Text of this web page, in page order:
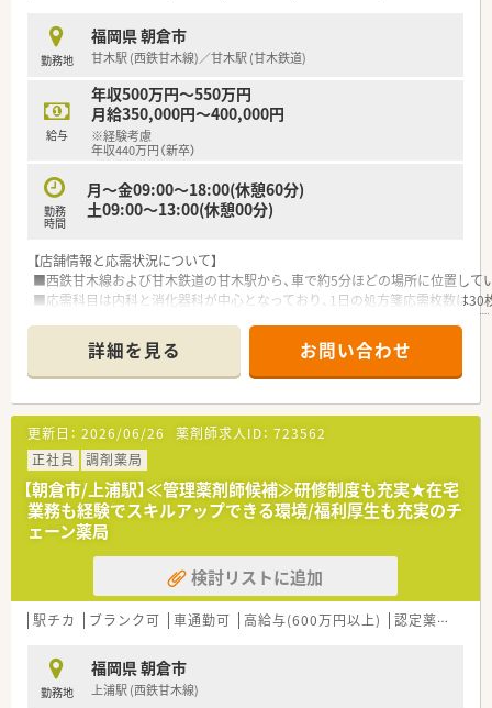
献できる人材を求めています。
【法人特徴について】
■後発医薬品の販売事業からスタートし、北部九州エリアにて複
数の店舗を展開する法人です。
■調剤薬局のほか居宅介護支援や訪問看護など多岐にわたる福
祉関連事業を運営しています。
る業務効率化を推進しています。
【求人情報について】
ら600万円を狙えます。
■年間休日は110日前後で月8日から10日のお休みがしっかりと
担保された雇用条件です。
■資格取得支援制度や各種手当、薬品使用料支給制度など福利厚
生面も大変充実しております。
勤務地
福岡県 朝倉市
甘木駅 (西鉄甘木線)／甘木駅 (甘木鉄道)
給与
年収500万円～550万円
月給350,000円～400,000円
※経験考慮
年収440万円（新卒）
勤務
時間
月～金09:00～18:00(休憩60分)
土09:00～13:00(休憩00分)
【店舗情報と応需状況について】
■西鉄甘木線および甘木鉄道の甘木駅から、車で約5分ほどの場所に位置して
■応需科目は内科と消化器科が中心となっており、1日の処方箋応需枚数は30
■薬剤師は常時1名体制ですが、事務員も1名在籍しており落ち着いた環境で
【法人特徴について】
■福岡県の筑後エリアを中心に、地域に根差した調剤薬局を16店舗ほど展開
■患者様や地域の方々の健康と笑顔を未来へつなぐことを、共通の理念として
■全薬剤師の約8割が女性であり、ライフステージの変化に合わせた働き方を
【朝倉市/甘木駅】年収550万円も可、年間休日120日以上で週休3日制も選択可
育休取得率100%など福利厚生が充実しています。
【店舗情報と応需状況について】
■西鉄甘木線および甘木鉄道の甘木駅から、車で約5分ほどの場所に位置して
■応需科目は内科と消化器科が中心となっており、1日の処方箋応需枚数は30
■薬剤師は常時1名体制ですが、事務員も1名在籍しており落ち着いた環境で
■今後の更なるサービス拡充と、より働きやすい職場環境を構築するため薬
■他のスタッフと円滑に意思疎通を図り、チームの一員として協調性を大切
■患者様一人ひとりに丁寧に向き合い、地域医療の発展に貢献したいという
詳細を見る お問い合わせ
更新日： 2026/06/26 薬剤師求人ID： 723562
正社員
調剤薬局
【朝倉市/上浦駅】≪管理薬剤師候補≫研修制度も充実★在宅
業務も経験でスキルアップできる環境/福利厚生も充実のチ
ェーン薬局
検討リストに追加
駅チカ ブランク可 車通勤可 高給与(600万円以上) 認定薬剤師取得支援あり
勤務地
福岡県 朝倉市
上浦駅 (西鉄甘木線)